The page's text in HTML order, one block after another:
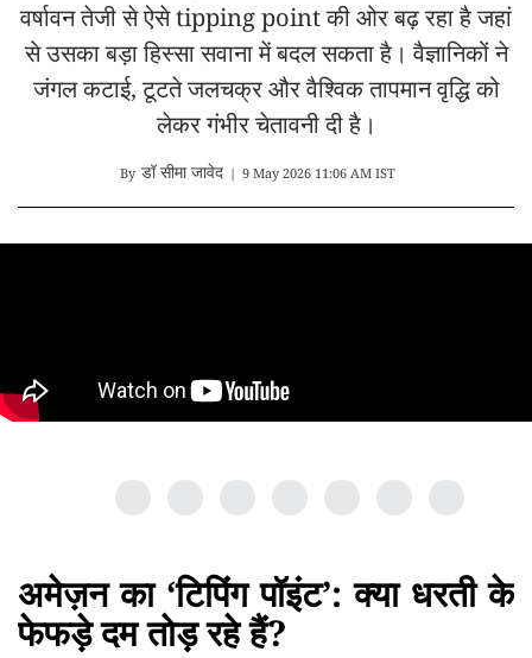
तकनीक
व
विज्ञान
अन्य
वर्षावन तेजी से ऐसे tipping point की ओर बढ़ रहा है जहां
से उसका बड़ा हिस्सा सवाना में बदल सकता है। वैज्ञानिकों ने
जंगल कटाई, टूटते जलचक्र और वैश्विक तापमान वृद्धि को
लेकर गंभीर चेतावनी दी है।
By डॉ सीमा जावेद | 9 May 2026 11:06 AM IST
अमेज़न का ‘टिपिंग पॉइंट’: क्या धरती के
फेफड़े दम तोड़ रहे हैं?